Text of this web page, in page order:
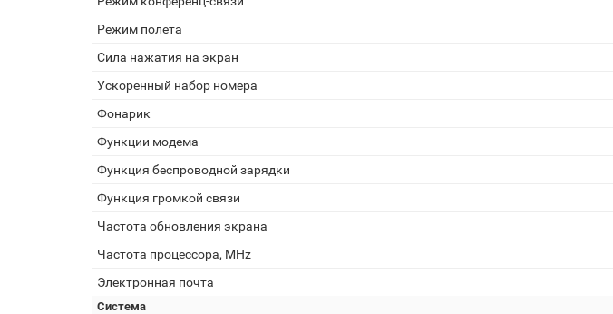
Режим полета
Сила нажатия на экран
Ускоренный набор номера
Фонарик
Функции модема
Функция беспроводной зарядки
Функция громкой связи
Частота обновления экрана
Частота процессора, MHz
Электронная почта
Система